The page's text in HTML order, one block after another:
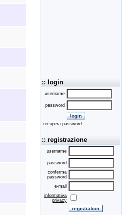
:: login
username
password
recupera password
:: registrazione
username
password
conferma
password
e-mail
informativa
privacy